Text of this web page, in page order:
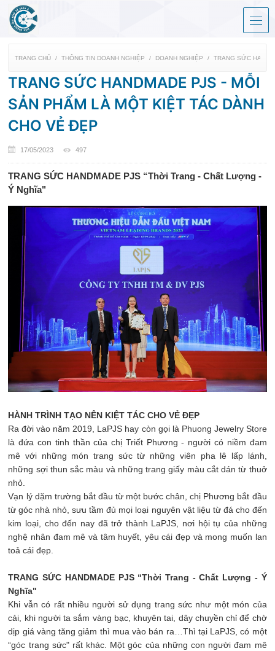
TRANG CHỦ THÔNG TIN DOANH NGHIỆP DOANH NGHIỆP TRANG SỨC
TRANG SỨC HANDMADE PJS - MỖI
SẢN PHẨM LÀ MỘT KIỆT TÁC DÀNH
CHO VẺ ĐẸP
17/05/2023 497
TRANG SỨC HANDMADE PJS “Thời Trang - Chất Lượng -
Ý Nghĩa"
HÀNH TRÌNH TẠO NÊN KIỆT TÁC CHO VẺ ĐẸP
Ra đời vào năm 2019, LaPJS hay còn gọi là Phuong Jewelry Store
là đứa con tinh thần của chị Triết Phương - người có niềm đam
mê với những món trang sức từ những viên pha lê lấp lánh,
những sợi thun sắc màu và những trang giấy màu cắt dán từ thuở
nhỏ.
Vạn lý dặm trường bắt đầu từ một bước chân, chị Phương bắt đầu
từ góc nhà nhỏ, sưu tầm đủ mọi loại nguyên vật liệu từ đá cho đến
kim loại, cho đến nay đã trở thành LaPJS, nơi hội tụ của những
nghệ nhân đam mê và tâm huyết, yêu cái đẹp và mong muốn lan
toả cái đẹp.
TRANG SỨC HANDMADE PJS “Thời Trang - Chất Lượng - Ý
Nghĩa"
Khi vẫn có rất nhiều người sử dụng trang sức như một món của
cải, khi người ta sắm vàng bạc, khuyên tai, dây chuyền chỉ để chờ
dịp giá vàng tăng giảm thì mua vào bán ra…Thì tại LaPJS, có một
“góc trang sức" rất khác. Một góc của những con người đam mê